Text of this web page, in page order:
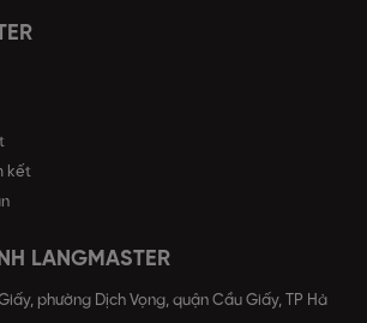
kết
LANGMASTER
phường Dịch Vọng, quận Cầu Giấy, TP Hà